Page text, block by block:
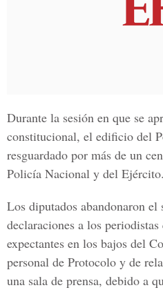
Durante la sesión en que se
constitucional, el edificio del
resguardado por más de un
Policía Nacional y del Ejército.
Los diputados abandonaron el
declaraciones a los
expectantes en los bajos del
personal de Protocolo y de
una sala de prensa, debido a